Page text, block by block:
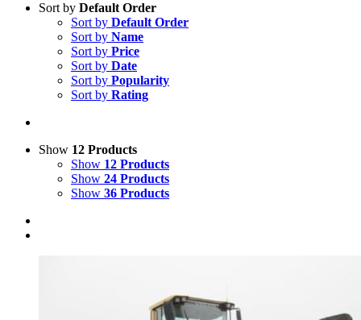
Sort by Default Order
Sort by Default Order
Sort by Name
Sort by Price
Sort by Date
Sort by Popularity
Sort by Rating
Show 12 Products
Show 12 Products
Show 24 Products
Show 36 Products